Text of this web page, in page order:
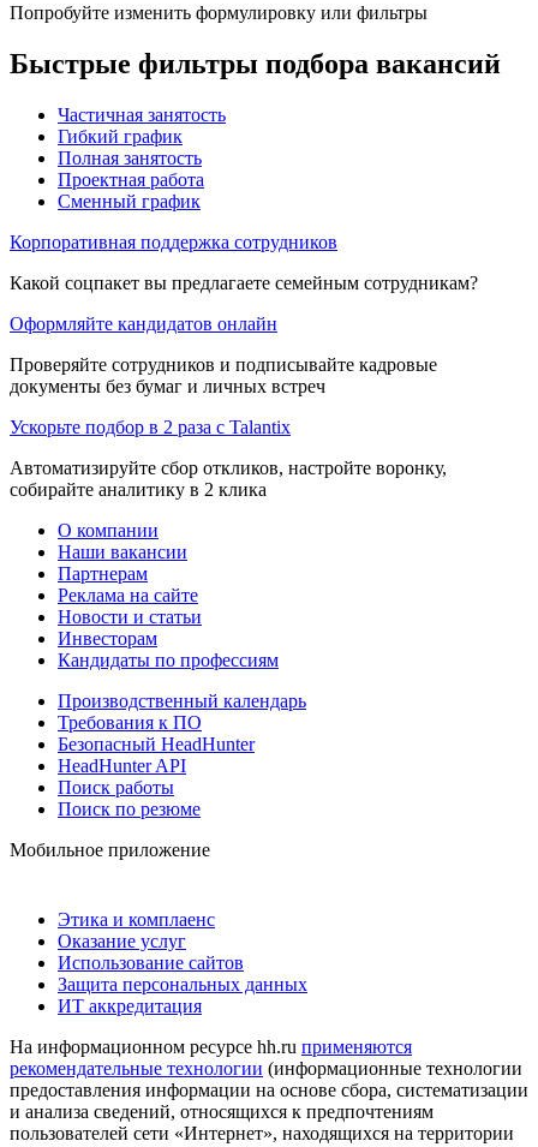
Попробуйте изменить формулировку или фильтры
Быстрые фильтры подбора вакансий
Частичная занятость
Гибкий график
Полная занятость
Проектная работа
Сменный график
Корпоративная поддержка сотрудников
Какой соцпакет вы предлагаете семейным сотрудникам?
Оформляйте кандидатов онлайн
Проверяйте сотрудников и подписывайте кадровые
документы без бумаг и личных встреч
Ускорьте подбор в 2 раза с Talantix
Автоматизируйте сбор откликов, настройте воронку,
собирайте аналитику в 2 клика
О компании
Наши вакансии
Партнерам
Реклама на сайте
Новости и статьи
Инвесторам
Кандидаты по профессиям
Производственный календарь
Требования к ПО
Безопасный HeadHunter
HeadHunter API
Поиск работы
Поиск по резюме
Мобильное приложение
Этика и комплаенс
Оказание услуг
Использование сайтов
Защита персональных данных
ИТ аккредитация
На информационном ресурсе hh.ru применяются
рекомендательные технологии (информационные технологии
предоставления информации на основе сбора, систематизации
и анализа сведений, относящихся к предпочтениям
пользователей сети «Интернет», находящихся на территории